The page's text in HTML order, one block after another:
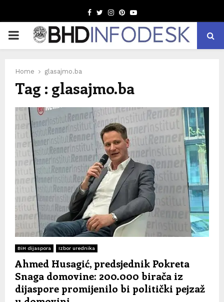
Facebook
TwitterInstagram
Pinterest
Youtube
PRIMARY
Home glasajmo.ba
Tag : glasajmo.ba
BiH dijaspora Izbor urednika
Ahmed Husagić, predsjednik Pokreta
Snaga domovine: 200.000 birača iz
dijaspore promijenilo bi politički pejzaž